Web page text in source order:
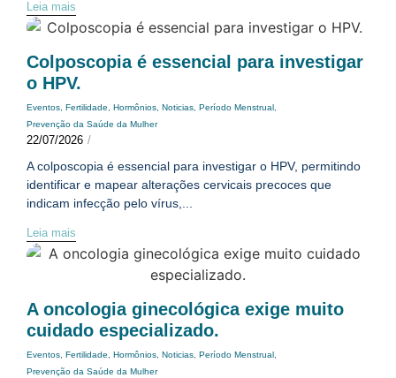
Leia mais
Colposcopia é essencial para investigar
o HPV.
Eventos Fertilidade Hormônios Noticias Período Menstrual
Prevenção da Saúde da Mulher
22/07/2026 /
A colposcopia é essencial para investigar o HPV, permitindo
identificar e mapear alterações cervicais precoces que
indicam infecção pelo vírus,...
Leia mais
A oncologia ginecológica exige muito
cuidado especializado.
Eventos Fertilidade Hormônios Noticias Período Menstrual
Prevenção da Saúde da Mulher